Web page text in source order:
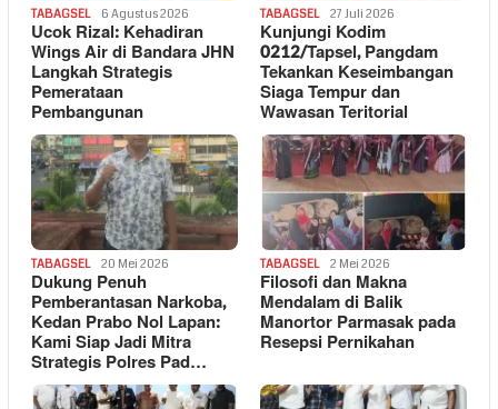
TABAGSEL 6 Agustus 2026
Ucok Rizal: Kehadiran
Wings Air di Bandara JHN
Langkah Strategis
Pemerataan
Pembangunan
TABAGSEL 27 Juli 2026
Kunjungi Kodim
0212/Tapsel, Pangdam
Tekankan Keseimbangan
Siaga Tempur dan
Wawasan Teritorial
TABAGSEL 20 Mei 2026
Dukung Penuh
Pemberantasan Narkoba,
Kedan Prabo Nol Lapan:
Kami Siap Jadi Mitra
Strategis Polres Pad…
TABAGSEL 2 Mei 2026
Filosofi dan Makna
Mendalam di Balik
Manortor Parmasak pada
Resepsi Pernikahan